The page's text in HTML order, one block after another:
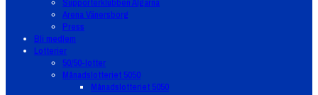
Supporterklubben Älgarna
Arena Vänersborg
Press
Bli medlem
Lotterier
50/50-lotter
Månadslotteriet 5050
Månadslotteriet 5050